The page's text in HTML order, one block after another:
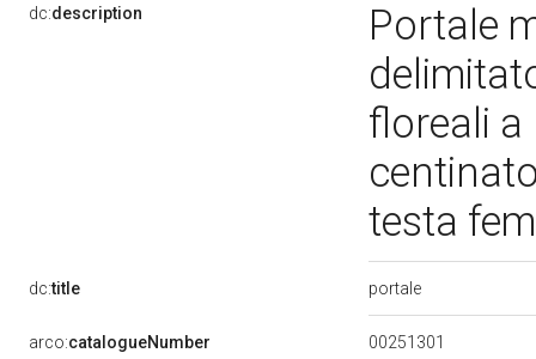
dc:description
Portale
floreali a
testa
dc:title portale
arco:catalogueNumber 00251301